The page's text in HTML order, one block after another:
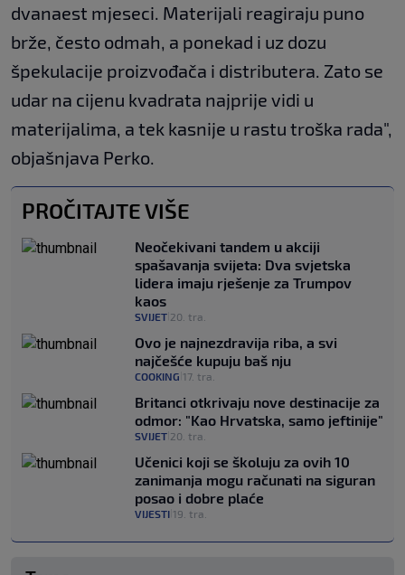
dvanaest mjeseci. Materijali reagiraju puno
brže, često odmah, a ponekad i uz dozu
špekulacije proizvođača i distributera. Zato se
udar na cijenu kvadrata najprije vidi u
materijalima, a tek kasnije u rastu troška rada",
objašnjava Perko.
PROČITAJTE VIŠE
Neočekivani tandem u akciji
spašavanja svijeta: Dva svjetska
lidera imaju rješenje za Trumpov
kaos
SVIJET 20. tra.
Ovo je najnezdravija riba, a svi
najčešće kupuju baš nju
COOKING 17. tra.
Britanci otkrivaju nove destinacije za
odmor: "Kao Hrvatska, samo jeftinije"
SVIJET 20. tra.
Učenici koji se školuju za ovih 10
zanimanja mogu računati na siguran
posao i dobre plaće
VIJESTI 19. tra.